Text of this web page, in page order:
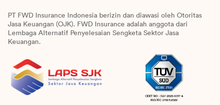
PT FWD Insurance Indonesia berizin dan diawasi oleh Otoritas
Jasa Keuangan (OJK). FWD Insurance adalah anggota dari
Lembaga Alternatif Penyelesaian Sengketa Sektor Jasa
Keuangan.